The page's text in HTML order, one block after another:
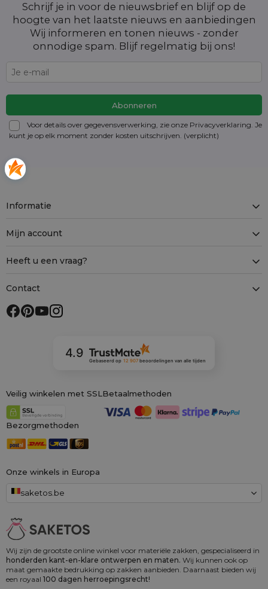
Schrijf je in voor de nieuwsbrief en blijf op de
hoogte van het laatste nieuws en aanbiedingen
Wij informeren en tonen nieuws - zonder
onnodige spam. Blijf regelmatig bij ons!
Voor details over gegevensverwerking, zie onze Privacyverklaring. Je
kunt je op elk moment zonder kosten uitschrijven . (verplicht)
Wij zijn de grootste online winkel voor materiële zakken, gespecialiseerd in
honderden kant-en-klare ontwerpen en maten. Wij kunnen ook op
maat gemaakte bedrukking op zakken aanbieden. Daarnaast bieden wij
een royaal 100 dagen herroepingsrecht!
Onze winkels in Europa
saketos.be
Informatie
Mijn account
Heeft u een vraag?
Contact
4.9
Gebaseerd op 12 907beoordelingen van alle tijden
Veilig winkelen met SSL Betaalmethoden
Bezorgmethoden